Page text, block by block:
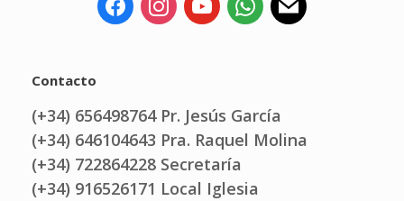
Contacto
(+34) 656498764 Pr. Jesús García
(+34) 646104643 Pra. Raquel Molina
(+34) 722864228 Secretaría
(+34) 916526171 Local Iglesia